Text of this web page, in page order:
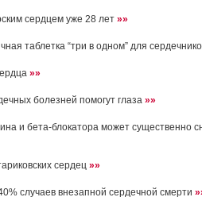
сердцем уже 28 лет »»
таблетка “три в одном” для
»»
болезней помогут глаза »»
и бета-блокатора может существенно
сердец »»
случаев внезапной сердечной смерти